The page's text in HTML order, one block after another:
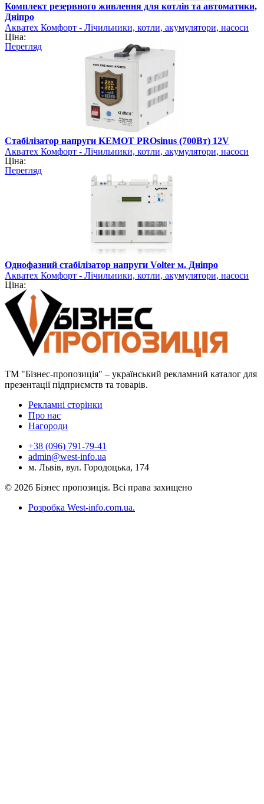
Комплект резервного живлення для котлів та автоматики,
Дніпро
Акватех Комфорт - Лічильники, котли, акумулятори, насоси
Ціна:
Перегляд
Стабілізатор напруги KEMOT PROsinus (700Вт) 12V
Акватех Комфорт - Лічильники, котли, акумулятори, насоси
Ціна:
Перегляд
Однофазний стабілізатор напруги Volter м. Дніпро
Акватех Комфорт - Лічильники, котли, акумулятори, насоси
Ціна:
ТМ "Бізнес-пропозиція" – український рекламний каталог для
презентації підприємств та товарів.
Рекламні сторінки
Про нас
Нагороди
+38 (096) 791-79-41
admin@west-info.ua
м. Львів, вул. Городоцька, 174
© 2026 Бізнес пропозиція. Всі права захищено
Розробка West-info.com.ua.